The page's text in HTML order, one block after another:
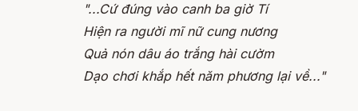
"...Cứ đúng vào canh ba giờ Tí
Hiện ra người mĩ nữ cung nương
Quả nón dâu áo trắng hài cườm
Dạo chơi khắp hết năm phương lại về..."